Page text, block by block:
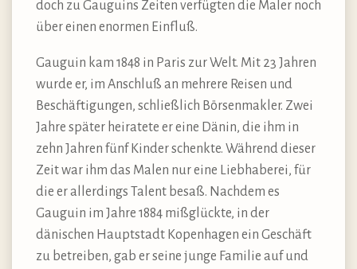
doch zu Gauguins Zeiten verfügten die Maler noch
über einen enormen Einfluß.
Gauguin kam 1848 in Paris zur Welt. Mit 23 Jahren
wurde er, im Anschluß an mehrere Reisen und
Beschäftigungen, schließlich Börsenmakler. Zwei
Jahre später heiratete er eine Dänin, die ihm in
zehn Jahren fünf Kinder schenkte. Während dieser
Zeit war ihm das Malen nur eine Liebhaberei, für
die er allerdings Talent besaß. Nachdem es
Gauguin im Jahre 1884 mißglückte, in der
dänischen Hauptstadt Kopenhagen ein Geschäft
zu betreiben, gab er seine junge Familie auf und